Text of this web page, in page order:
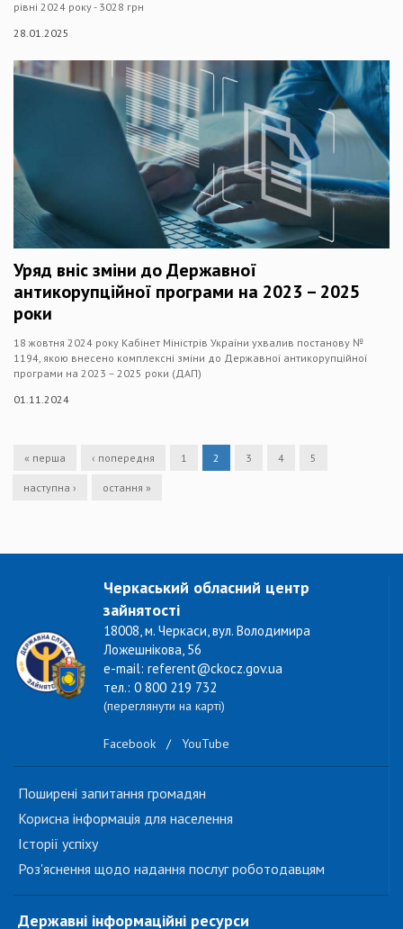
рівні 2024 року - 3028 грн
28.01.2025
Уряд вніс зміни до Державної
антикорупційної програми на 2023 – 2025
роки
18 жовтня 2024 року Кабінет Міністрів України ухвалив постанову №
1194, якою внесено комплексні зміни до Державної антикорупційної
програми на 2023 – 2025 роки (ДАП)
01.11.2024
« перша ‹ попередня 1 2 3 4 5
наступна › остання »
Черкаський обласний центр
зайнятості
18008, м. Черкаси, вул. Володимира
Ложешнікова, 56
e-mail: referent@ckocz.gov.ua
тел.: 0 800 219 732
(переглянути на карті)
Facebook / YouTube
Поширені запитання громадян
Корисна інформація для населення
Історії успіху
Роз'яснення щодо надання послуг роботодавцям
Державні інформаційні ресурси